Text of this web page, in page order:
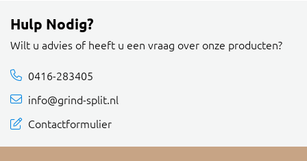
Hulp Nodig?
Wilt u advies of heeft u een vraag over onze producten?
0416-283405
info@grind-split.nl
Contactformulier